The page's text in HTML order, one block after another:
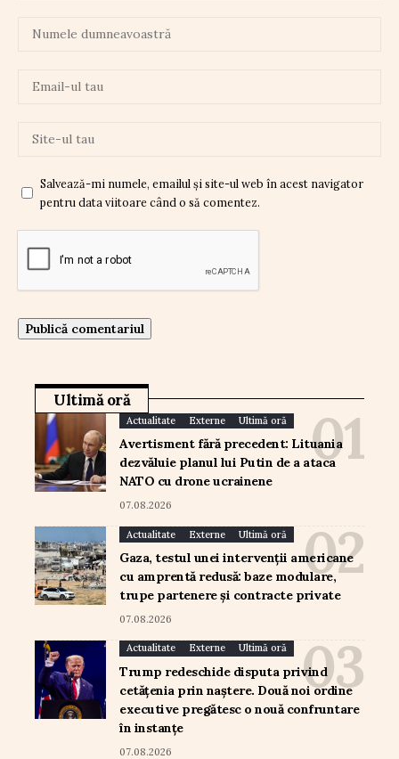
Salvează-mi numele, emailul și site-ul web în acest navigator
pentru data viitoare când o să comentez.
Ultimă oră
Actualitate Externe Ultimă oră
Avertisment fără precedent: Lituania
dezvăluie planul lui Putin de a ataca
NATO cu drone ucrainene
07.08.2026
Actualitate Externe Ultimă oră
Gaza, testul unei intervenții americane
cu amprentă redusă: baze modulare,
trupe partenere și contracte private
07.08.2026
Actualitate Externe Ultimă oră
Trump redeschide disputa privind
cetățenia prin naștere. Două noi ordine
executive pregătesc o nouă confruntare
în instanțe
07.08.2026